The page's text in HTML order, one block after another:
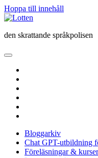
Hoppa till innehåll
Lotten
den skrattande språkpolisen
öppna
meny
Bloggarkiv
Chat GPT-utbildning
Föreläsningar & kurser